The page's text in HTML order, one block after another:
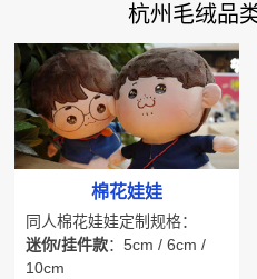
杭州毛绒品
棉花娃娃
同人棉花娃娃定制规格：
迷你/挂件款：5cm / 6cm /
10cm